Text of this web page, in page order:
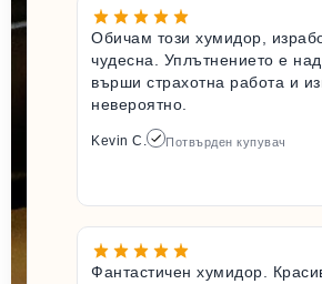
Обичам този хумидор,
чудесна. Уплътнението е
върши страхотна работа и
невероятно.
Kevin C. Потвърден купувач
Фантастичен хумидор.